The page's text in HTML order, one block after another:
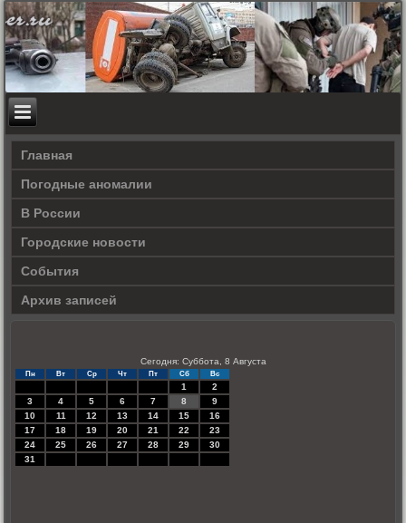
Главная
Погодные аномалии
В России
Городские новости
События
Архив записей
Сегодня: Суббота, 8 Августа
Пн Вт Ср Чт Пт Сб Вс
1
2
3
4 5 6 7 8
9
10
11 12 13 14 15
16
17
18 19 20 21 22
23
24
25 26 27 28 29
30
31